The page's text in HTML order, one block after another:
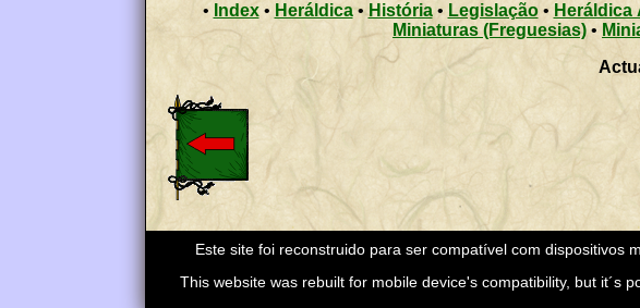
• Index• Heráldica•História• Legislação• Heráldica
Miniaturas (Freguesias) •
Este site foi reconstruido para ser compatível com dispositivos
This website was rebuilt for mobile device's compatibility, but it´s